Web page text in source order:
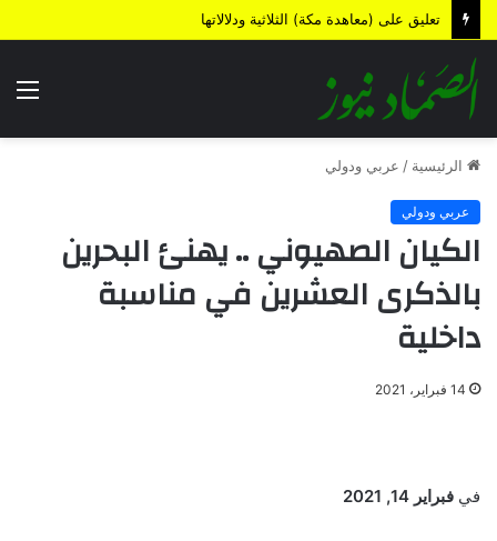
تعليق على (معاهدة مكة) الثلاثية ودلالاتها
الرئيسية / عربي ودولي
عربي ودولي
الكيان الصهيوني .. يهنئ البحرين
بالذكرى العشرين في مناسبة
داخلية
14 فبراير، 2021
في فبراير 14, 2021